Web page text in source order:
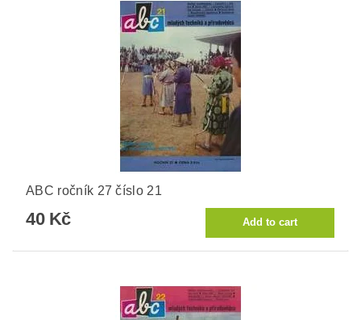
ABC ročník 27 číslo 21
40 Kč